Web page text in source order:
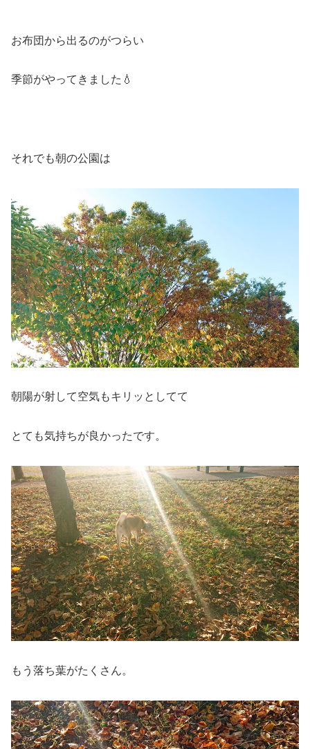
お布団から出るのがつらい
季節がやってきました💧
それでも朝の公園は
朝陽が射して空気もキリッとしてて
とても気持ちが良かったです。
もう落ち葉がたくさん。